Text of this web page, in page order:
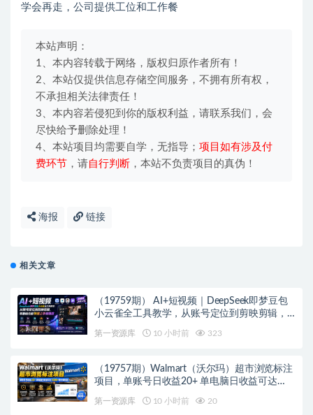
学会再走，公司提供工位和工作餐
本站声明：
1、本内容转载于网络，版权归原作者所有！
2、本站仅提供信息存储空间服务，不拥有所有权，
不承担相关法律责任！
3、本内容若侵犯到你的版权利益，请联系我们，会
尽快给予删除处理！
4、本站项目均需要自学，无指导； 项目如有涉及付
费环节 ，请自行判断 ，本站不负责项目的真伪！
海报 链接
相关文章
（19759期） AI+短视频｜DeepSeek即梦豆包
小云雀全工具教学，从账号定位到剪映剪辑，
第一资源库 10 小时前 323
（19757期）Walmart（沃尔玛）超市浏览标注
项目，单账号日收益20+ 单电脑日收益可达
第一资源库 10 小时前 20